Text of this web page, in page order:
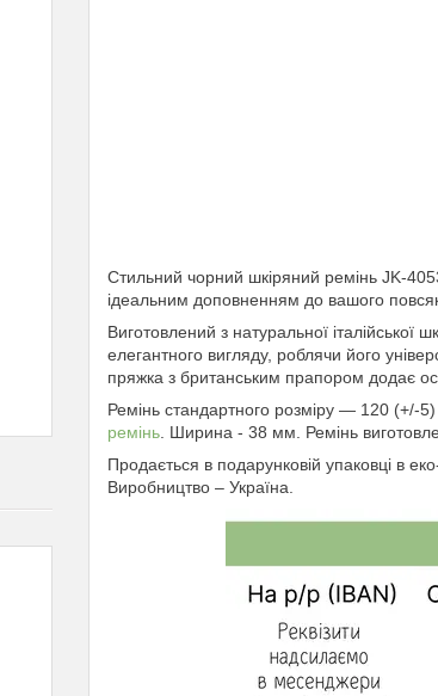
Стильний чорний шкіряний ремінь JK-
ідеальним доповненням до вашого
Виготовлений з натуральної італійської
елегантного вигляду, роблячи його
пряжка з британським прапором додає
Ремінь стандартного розміру — 120 (+/-
ремінь . Ширина - 38 мм. Ремінь
Продається в подарунковій упаковці в еко-
Виробництво – Україна.